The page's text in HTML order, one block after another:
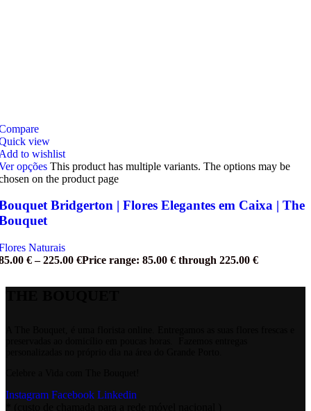
view
to wishlist
opções This product has multiple variants. The options may be
on the product page
Bridgerton | Flores Elegantes em Caixa | The
Naturais
€ – 225.00 €Price range: 85.00 € through 225.00 €
Instagram Facebook Linkedin